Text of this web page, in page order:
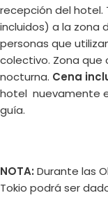
recepción del hotel.
incluidos) a la zona
personas que
colectivo. Zona que
nocturna. Cena
hotel nuevamente
guía.
NOTA: Durante las
Tokio podrá ser